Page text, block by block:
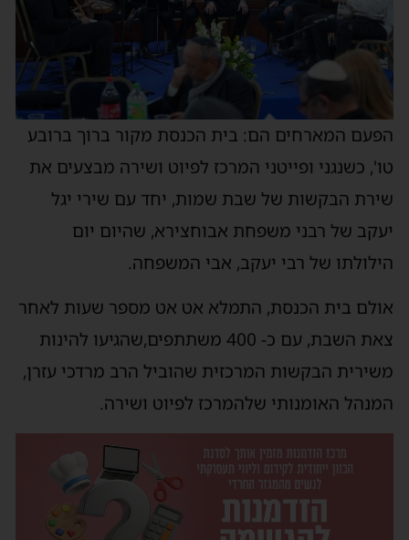
הפעם המארחים הם: בית הכנסת מקור ברוך ברובע
טו', כשנגני ופייטני המרכז לפיוט ושירה מבצעים את
שירת הבקשות של שבת שמות, יחד עם שירי יגל
יעקב של רבני משפחת אבוחצירא, שהיום יום
הילולתו של רבי יעקב, אבי המשפחה.
אולם בית הכנסת, התמלא אט אט מספר שעות לאחר
צאת השבת, עם כ- 400 משתתפים,שהגיעו להינות
משירית הבקשות המרכזית שהוביל הרב מרדכי עזרן,
המנהל האומנותי שלהמרכז לפיוט ושירה.